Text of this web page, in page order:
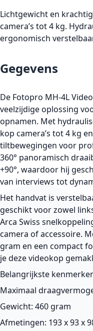
Lichtgewicht en
camera’s tot 4 kg.
ergonomisch
Gegevens
De Fotopro MH-4L
veelzijdige oplossing
opnamen. Met
kop camera’s tot 4 kg
tiltbewegingen voor
360° panoramisch
+90°, waardoor hij
van interviews tot
Het handvat is
geschikt voor zowel
Arca Swiss
camera of accessoire.
gram en een compact
je deze videokop
Belangrijkste
Maximaal
Gewicht: 460 gram
Afmetingen: 193 x 93 x